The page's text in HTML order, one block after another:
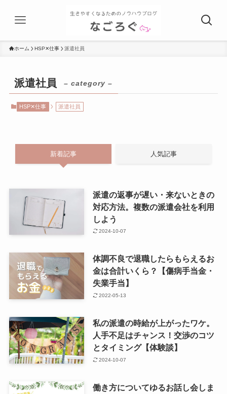
ホーム HSP✕仕事 派遣社員
派遣社員 – category –
HSP✕仕事 派遣社員
新着記事 人気記事
派遣の返事が遅い・来ないときの
対応方法。複数の派遣会社を利用
しよう
2024-10-07
体調不良で退職したらもらえるお
金は合計いくら？【傷病手当金・
失業手当】
2022-05-13
私の派遣の時給が上がったワケ。
人手不足はチャンス！交渉のコツ
とタイミング【体験談】
2024-10-07
働き方についてゆるお話し会しま